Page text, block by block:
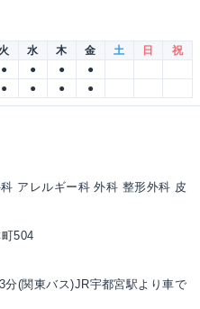
火 水 木 金 土 日
祝
● ● ●
●
● ● ● ●
アレルギー科 外科 整形外科 皮
504
(関東バス)JR宇都宮駅より車で